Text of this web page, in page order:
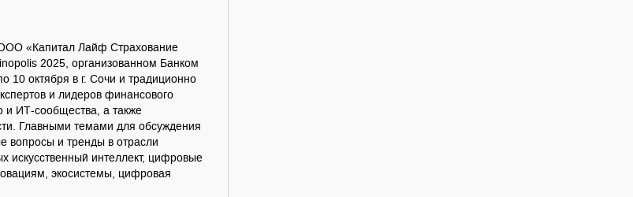
«Капитал Лайф Страхование
2025, организованном Банком
10 октября в г. Сочи и традиционно
и лидеров финансового
и ИТ-сообщества, а также
Главными темами для обсуждения
вопросы и тренды в отрасли
искусственный интеллект, цифровые
экосистемы, цифровая